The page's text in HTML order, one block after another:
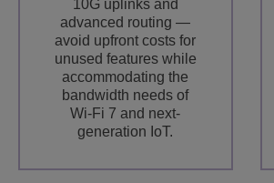
10G uplinks and
advanced routing —
avoid upfront costs for
unused features while
accommodating the
bandwidth needs of
Wi-Fi 7 and next-
generation IoT.